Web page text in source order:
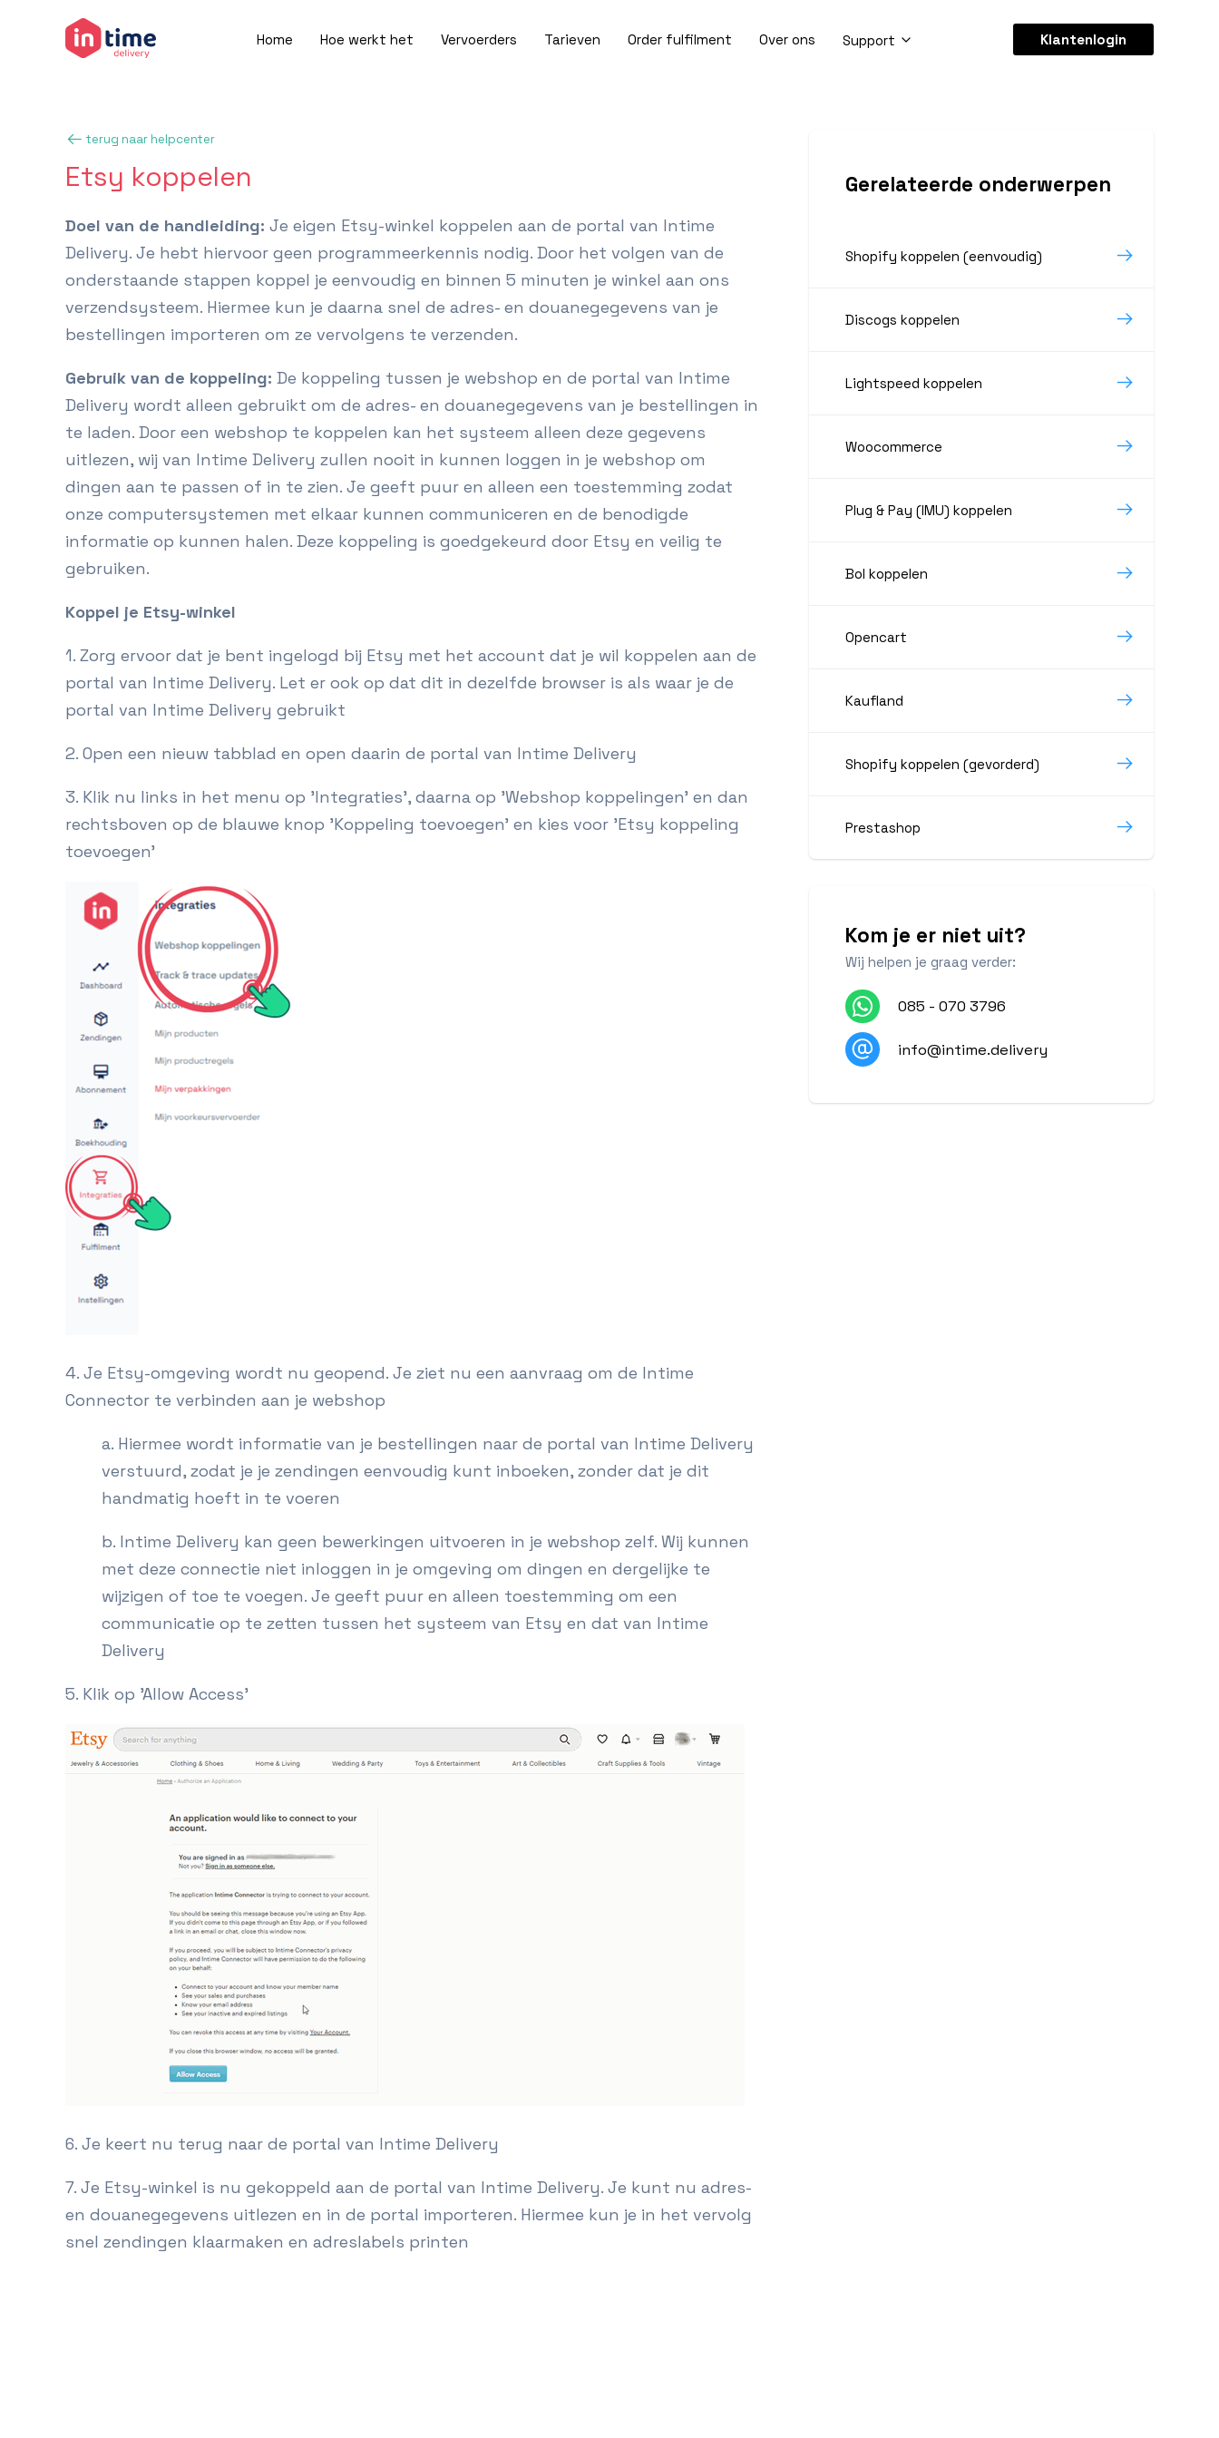
Home Hoe werkt het Vervoerders Tarieven Order fulfilment Over ons Support Klantenlogin
terug naar helpcenter
Etsy koppelen
Doel van de handleiding: Je eigen Etsy-winkel koppelen aan de portal van Intime
Delivery. Je hebt hiervoor geen programmeerkennis nodig. Door het volgen van de
onderstaande stappen koppel je eenvoudig en binnen 5 minuten je winkel aan ons
verzendsysteem. Hiermee kun je daarna snel de adres- en douanegegevens van je
bestellingen importeren om ze vervolgens te verzenden.
Gebruik van de koppeling: De koppeling tussen je webshop en de portal van Intime
Delivery wordt alleen gebruikt om de adres- en douanegegevens van je bestellingen in
te laden. Door een webshop te koppelen kan het systeem alleen deze gegevens
uitlezen, wij van Intime Delivery zullen nooit in kunnen loggen in je webshop om
dingen aan te passen of in te zien. Je geeft puur en alleen een toestemming zodat
onze computersystemen met elkaar kunnen communiceren en de benodigde
informatie op kunnen halen. Deze koppeling is goedgekeurd door Etsy en veilig te
gebruiken.
Koppel je Etsy-winkel
1. Zorg ervoor dat je bent ingelogd bij Etsy met het account dat je wil koppelen aan de
portal van Intime Delivery. Let er ook op dat dit in dezelfde browser is als waar je de
portal van Intime Delivery gebruikt
2. Open een nieuw tabblad en open daarin de portal van Intime Delivery
3. Klik nu links in het menu op 'Integraties', daarna op 'Webshop koppelingen' en dan
rechtsboven op de blauwe knop 'Koppeling toevoegen' en kies voor 'Etsy koppeling
toevoegen'
4. Je Etsy-omgeving wordt nu geopend. Je ziet nu een aanvraag om de Intime
Connector te verbinden aan je webshop
a. Hiermee wordt informatie van je bestellingen naar de portal van Intime Delivery
verstuurd, zodat je je zendingen eenvoudig kunt inboeken, zonder dat je dit
handmatig hoeft in te voeren
b. Intime Delivery kan geen bewerkingen uitvoeren in je webshop zelf. Wij kunnen
met deze connectie niet inloggen in je omgeving om dingen en dergelijke te
wijzigen of toe te voegen. Je geeft puur en alleen toestemming om een
communicatie op te zetten tussen het systeem van Etsy en dat van Intime
Delivery
5. Klik op 'Allow Access'
6. Je keert nu terug naar de portal van Intime Delivery
7. Je Etsy-winkel is nu gekoppeld aan de portal van Intime Delivery. Je kunt nu adres-
en douanegegevens uitlezen en in de portal importeren. Hiermee kun je in het vervolg
snel zendingen klaarmaken en adreslabels printen
Gerelateerde onderwerpen
Shopify koppelen (eenvoudig)
Discogs koppelen
Lightspeed koppelen
Woocommerce
Plug & Pay (IMU) koppelen
Bol koppelen
Opencart
Kaufland
Shopify koppelen (gevorderd)
Prestashop
Kom je er niet uit?
Wij helpen je graag verder:
085 - 070 3796
info@intime.delivery